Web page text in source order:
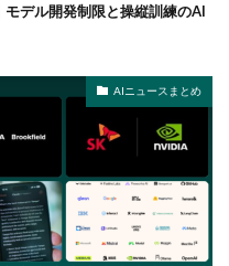
デル開発制限と操縦訓練のAI
AIニュースまとめ